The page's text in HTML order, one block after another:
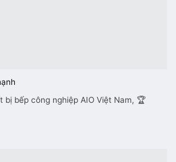
bị bếp công nghiệp AIO Việt Nam, 🏆